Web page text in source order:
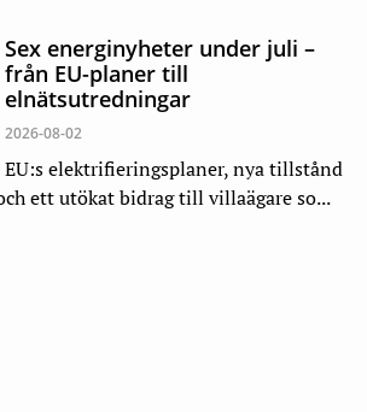
Sex energinyheter under juli –
från EU-planer till
elnätsutredningar
2026-08-02
EU:s elektrifieringsplaner, nya tillstånd
ett utökat bidrag till villaägare so...